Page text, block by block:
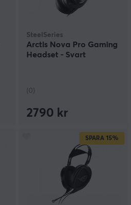
SteelSeries
Arctis Nova Pro Gaming
Headset - Svart
(0)
2790 kr
SPARA 15%